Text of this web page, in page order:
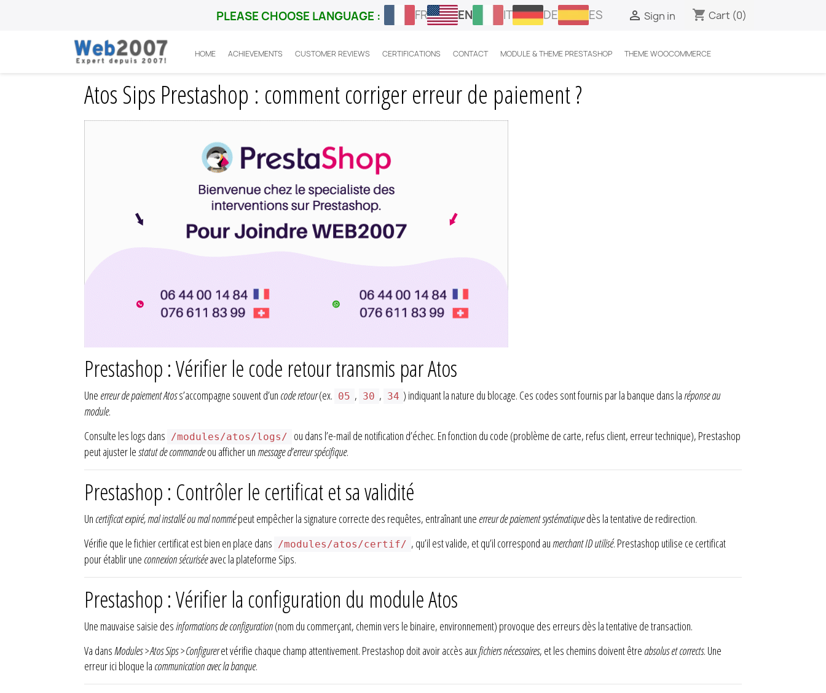
PLEASE CHOOSE LANGUAGE : FR EN IT DE ES  Sign in shopping_cart Cart (0)
HOME ACHIEVEMENTS CUSTOMER REVIEWS CERTIFICATIONS CONTACT MODULE & THEME PRESTASHOP THEME WOOCOMMERCE
Home Prestashop
Atos Sips Prestashop : comment corriger erreur de paiement ?
Prestashop : Vérifier le code retour transmis par Atos
Une erreur de paiement Atoss’accompagne souvent d’un code retour(ex. 05 , 30 , 34 ) indiquant la nature du blocage. Ces codes sont fournis par la banque dans laréponse au
module.
Consulte les logs dans /modules/atos/logs/
ou dans l’e-mail de notification d’échec. En fonction du code (problème de carte, refus client, erreur technique), Prestashop
peut ajuster lestatut de commandeou afficher unmessage d’erreur spécifique.
Prestashop : Contrôler le certificat et sa validité
Un certificat expiré, mal installé ou mal nommépeut empêcher la signature correcte des requêtes, entraînant une erreur de paiement systématiquedès la tentative de redirection.
Vérifie que le fichier certificat est bien en place dans /modules/atos/certif/ , qu’il est valide, et qu’il correspond aumerchant ID utilisé. Prestashop utilise ce certificat
pour établir une connexion sécuriséeavec la plateforme Sips.
Prestashop : Vérifier la configuration du module Atos
Une mauvaise saisie desinformations de configuration(nom du commerçant, chemin vers le binaire, environnement) provoque des erreurs dès la tentative de transaction.
Va dansModules > Atos Sips > Configureret vérifie chaque champ attentivement. Prestashop doit avoir accès auxfichiers nécessaires, et les chemins doivent être absolus et corrects. Une
erreur ici bloque la communication avec la banque.